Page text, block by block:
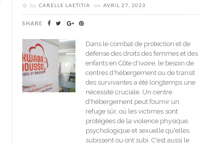
by CARELLE LAETITIA on AVRIL 27, 2023
SHARE
Dans le combat de protection et de
défense des droits des femmes et des
enfants en Côte d'ivoire, le besoin de
centres d'hébergement ou de transit
des survivantes a été longtemps une
nécessité cruciale. Un centre
d'hébergement peut fournir un
refuge sûr, où les victimes sont
protégées de la violence physique,
psychologique et sexuelle qu'elles
subissent ou ont subi. C'est aussi le